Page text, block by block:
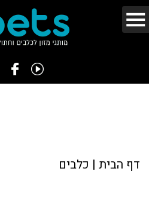
דף הבית | כלבים